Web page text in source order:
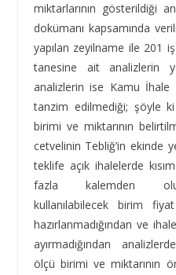
miktarlarının gösterildiği
dokümanı kapsamında
yapılan zeyilname ile 201
tanesine ait analizlerin
analizlerin ise Kamu İhale
tanzim edilmediği; şöyle
birimi ve miktarının
cetvelinin Tebliğ’in ekinde
teklife açık ihalelerde
fazla kalemden
kullanılabilecek birim
hazırlanmadığından ve
ayırmadığından
ölçü birimi ve miktarının